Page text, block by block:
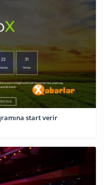
start verir